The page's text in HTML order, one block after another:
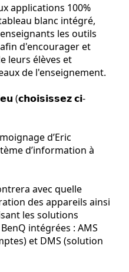
applications 100%
blanc intégré,
les outils
afin d'encourager et
leurs élèves et
de l'enseignement.
(𝗰𝗵𝗼𝗶𝘀𝗶𝘀𝘀𝗲𝘇 𝗰𝗶-
d’Eric
d’information à
avec quelle
des appareils ainsi
les solutions
intégrées : AMS
et DMS (solution